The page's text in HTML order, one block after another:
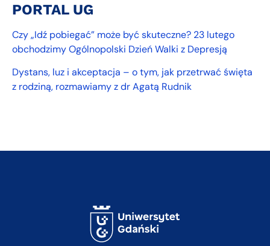
PORTAL UG
Czy „Idź pobiegać” może być skuteczne? 23 lutego
obchodzimy Ogólnopolski Dzień Walki z Depresją
Dystans, luz i akceptacja – o tym, jak przetrwać święta
z rodziną, rozmawiamy z dr Agatą Rudnik